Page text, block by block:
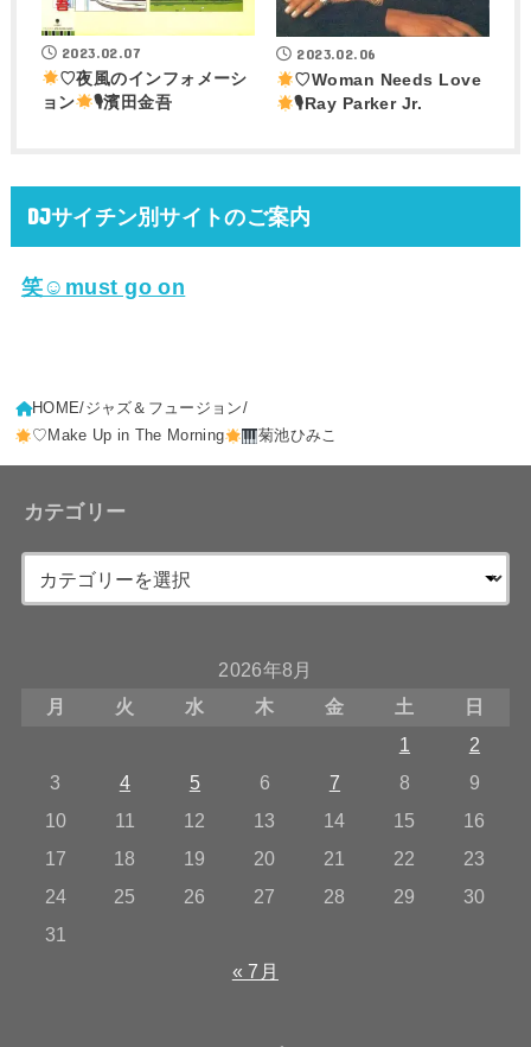
2023.02.07
♡夜風のインフォメーシ
ョン
🎙濱田金吾
2023.02.06
♡Woman Needs Love
🎙Ray Parker Jr.
DJサイチン別サイトのご案内
笑☺must go on
HOME ジャズ＆フュージョン
♡Make Up in The Morning
菊池ひみこ
カテゴリー
2026年8月
月
火 水 木 金 土
日
1
2
3
4 5 6 7 8
9
10
11 12 13 14 15
16
17
18 19 20 21 22
23
24
25 26 27 28 29
30
31
« 7月